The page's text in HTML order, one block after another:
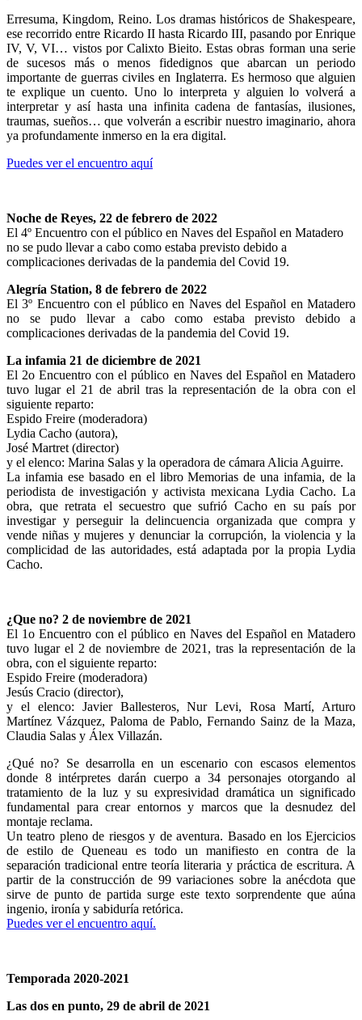
Erresuma, Kingdom, Reino. Los dramas históricos de Shakespeare,
ese recorrido entre Ricardo II hasta Ricardo III, pasando por Enrique
IV, V, VI… vistos por Calixto Bieito. Estas obras forman una serie
de sucesos más o menos fidedignos que abarcan un periodo
importante de guerras civiles en Inglaterra. Es hermoso que alguien
te explique un cuento. Uno lo interpreta y alguien lo volverá a
interpretar y así hasta una infinita cadena de fantasías, ilusiones,
traumas, sueños… que volverán a escribir nuestro imaginario, ahora
ya profundamente inmerso en la era digital.
Puedes ver el encuentro aquí
Noche de Reyes, 22 de febrero de 2022
El 4º Encuentro con el público en Naves del Español en Matadero
no se pudo llevar a cabo como estaba previsto debido a
complicaciones derivadas de la pandemia del Covid 19.
Alegría Station, 8 de febrero de 2022
El 3º Encuentro con el público en Naves del Español en Matadero
no se pudo llevar a cabo como estaba previsto debido a
complicaciones derivadas de la pandemia del Covid 19.
La infamia 21 de diciembre de 2021
El 2o Encuentro con el público en Naves del Español en Matadero
tuvo lugar el 21 de abril tras la representación de la obra con el
siguiente reparto:
Espido Freire (moderadora)
Lydia Cacho (autora),
José Martret (director)
y el elenco: Marina Salas y la operadora de cámara Alicia Aguirre.
La infamia ese basado en el libro Memorias de una infamia, de la
periodista de investigación y activista mexicana Lydia Cacho. La
obra, que retrata el secuestro que sufrió Cacho en su país por
investigar y perseguir la delincuencia organizada que compra y
vende niñas y mujeres y denunciar la corrupción, la violencia y la
complicidad de las autoridades, está adaptada por la propia Lydia
Cacho.
¿Que no? 2 de noviembre de 2021
El 1o Encuentro con el público en Naves del Español en Matadero
tuvo lugar el 2 de noviembre de 2021, tras la representación de la
obra, con el siguiente reparto:
Espido Freire (moderadora)
Jesús Cracio (director),
y el elenco: Javier Ballesteros, Nur Levi, Rosa Martí, Arturo
Martínez Vázquez, Paloma de Pablo, Fernando Sainz de la Maza,
Claudia Salas y Álex Villazán.
¿Qué no? Se desarrolla en un escenario con escasos elementos
donde 8 intérpretes darán cuerpo a 34 personajes otorgando al
tratamiento de la luz y su expresividad dramática un significado
fundamental para crear entornos y marcos que la desnudez del
montaje reclama.
Un teatro pleno de riesgos y de aventura. Basado en los Ejercicios
de estilo de Queneau es todo un manifiesto en contra de la
separación tradicional entre teoría literaria y práctica de escritura. A
partir de la construcción de 99 variaciones sobre la anécdota que
sirve de punto de partida surge este texto sorprendente que aúna
ingenio, ironía y sabiduría retórica.
Puedes ver el encuentro aquí.
Temporada 2020-2021
Las dos en punto, 29 de abril de 2021